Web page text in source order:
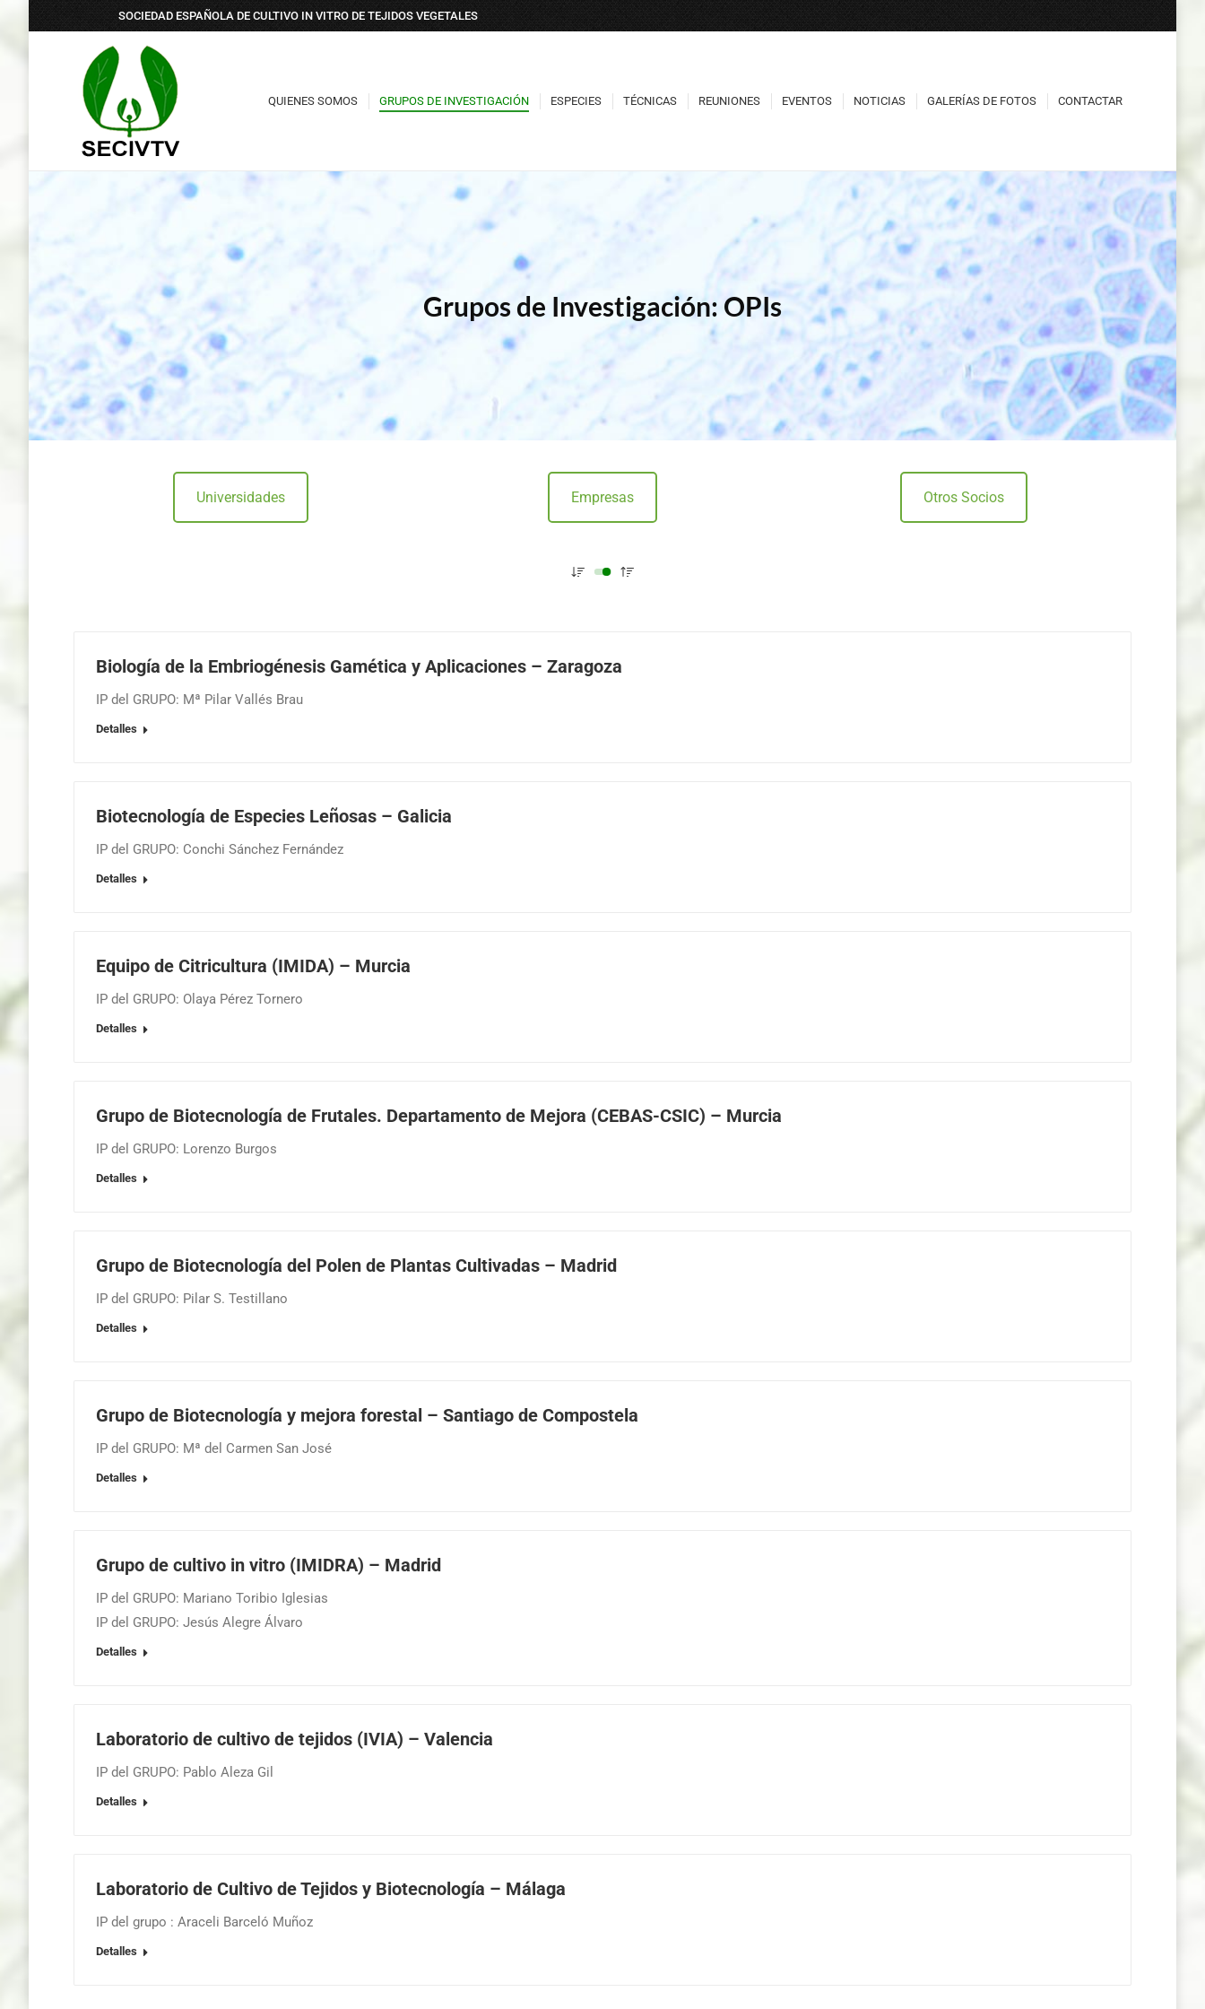
SOCIEDAD ESPAÑOLA DE CULTIVO IN VITRO DE TEJIDOS VEGETALES
QUIENES SOMOS GRUPOS DE INVESTIGACIÓN ESPECIES TÉCNICAS REUNIONES EVENTOS NOTICIAS GALERÍAS DE FOTOS CONTACTAR
Grupos de Investigación: OPIs
Universidades Empresas Otros Socios
Biología de la Embriogénesis Gamética y Aplicaciones – Zaragoza
IP del GRUPO: Mª Pilar Vallés Brau
Detalles
Biotecnología de Especies Leñosas – Galicia
IP del GRUPO: Conchi Sánchez Fernández
Detalles
Equipo de Citricultura (IMIDA) – Murcia
IP del GRUPO: Olaya Pérez Tornero
Detalles
Grupo de Biotecnología de Frutales. Departamento de Mejora (CEBAS-CSIC) – Murcia
IP del GRUPO: Lorenzo Burgos
Detalles
Grupo de Biotecnología del Polen de Plantas Cultivadas – Madrid
IP del GRUPO: Pilar S. Testillano
Detalles
Grupo de Biotecnología y mejora forestal – Santiago de Compostela
IP del GRUPO: Mª del Carmen San José
Detalles
Grupo de cultivo in vitro (IMIDRA) – Madrid
IP del GRUPO: Mariano Toribio Iglesias
IP del GRUPO: Jesús Alegre Álvaro
Detalles
Laboratorio de cultivo de tejidos (IVIA) – Valencia
IP del GRUPO: Pablo Aleza Gil
Detalles
Laboratorio de Cultivo de Tejidos y Biotecnología – Málaga
IP del grupo : Araceli Barceló Muñoz
Detalles
QUIENES SOMOS GRUPOS DE INVESTIGACIÓN ESPECIES TÉCNICAS REUNIONES EVENTOS NOTICIAS GALERÍAS DE FOTOS CONTACTAR